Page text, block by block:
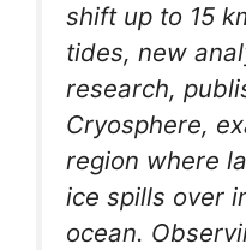
shift up to 15
tides, new
research,
Cryosphere,
region where
ice spills over
ocean.